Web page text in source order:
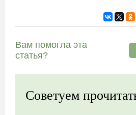
Вам помогла эта
статья?
Советуем